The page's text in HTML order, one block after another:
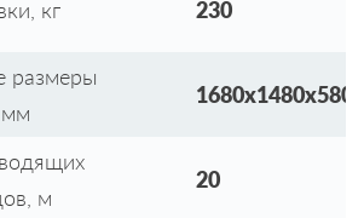
кг 230
размеры
мм
1680х1480х580
м
20